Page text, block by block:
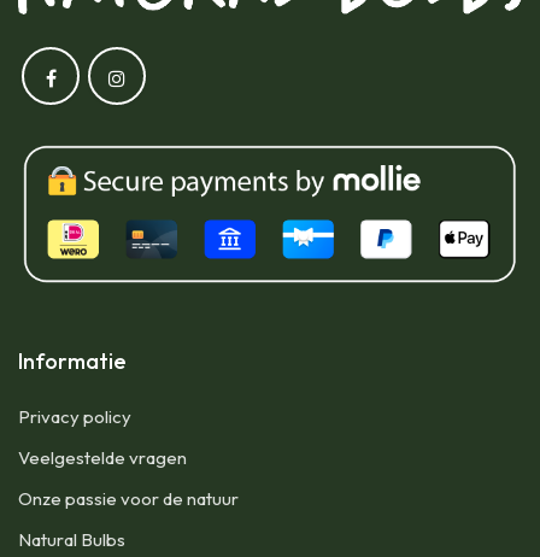
Informatie
Privacy policy
Veelgestelde vragen
Onze passie voor de natuur
Natural Bulbs